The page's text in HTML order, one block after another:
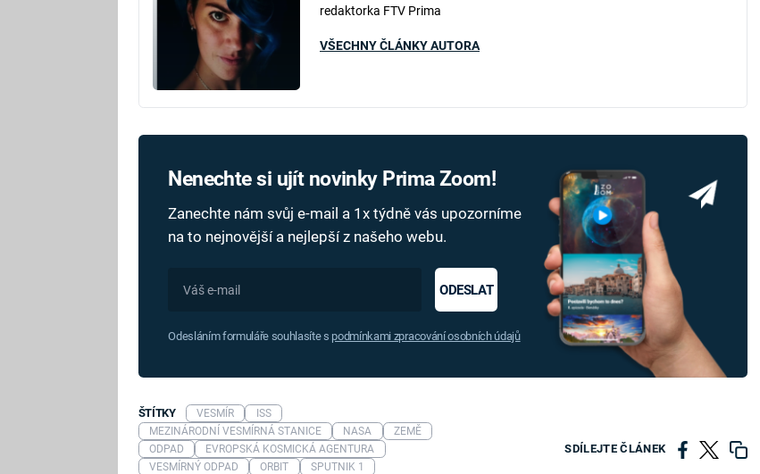
redaktorka FTV Prima
VŠECHNY ČLÁNKY AUTORA
Nenechte si ujít novinky Prima Zoom!
Zanechte nám svůj e-mail a 1x týdně vás upozorníme
na to nejnovější a nejlepší z našeho webu.
ODESLAT
Odesláním formuláře souhlasíte s podmínkami zpracování osobních údajů
SDÍLEJTE ČLÁNEK
ŠTÍTKY VESMÍR
ISS
MEZINÁRODNÍ VESMÍRNÁ STANICE
NASA
ZEMĚ
ODPAD
EVROPSKÁ KOSMICKÁ AGENTURA
VESMÍRNÝ ODPAD
ORBIT SPUTNIK 1